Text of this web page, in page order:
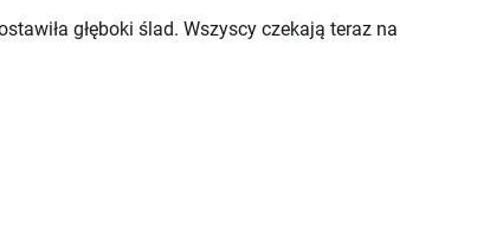
głęboki ślad. Wszyscy czekają teraz na